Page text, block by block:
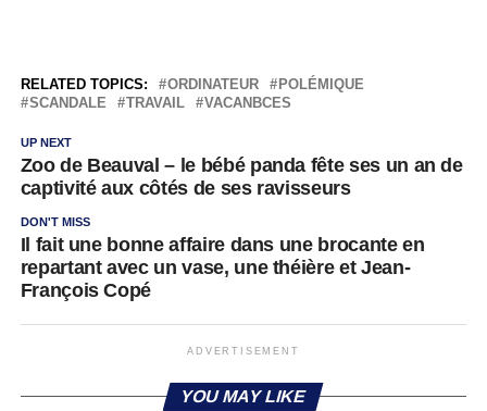
RELATED TOPICS: ORDINATEUR
POLÉMIQUE
SCANDALE
TRAVAIL VACANBCES
UP NEXT
Zoo de Beauval – le bébé panda fête ses un an de
captivité aux côtés de ses ravisseurs
DON'T MISS
Il fait une bonne affaire dans une brocante en
repartant avec un vase, une théière et Jean-
François Copé
ADVERTISEMENT
YOU MAY LIKE